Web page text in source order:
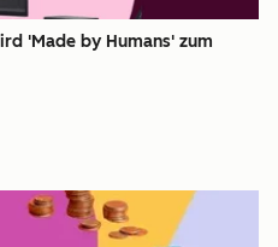
'Made by Humans' zum